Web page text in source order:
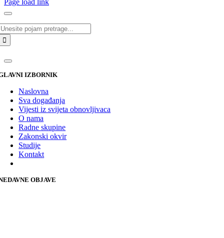
Page load link
IZBORNIK
Naslovna
Sva događanja
Vijesti iz svijeta obnovljivaca
O nama
Radne skupine
Zakonski okvir
Studije
Kontakt
OBJAVE